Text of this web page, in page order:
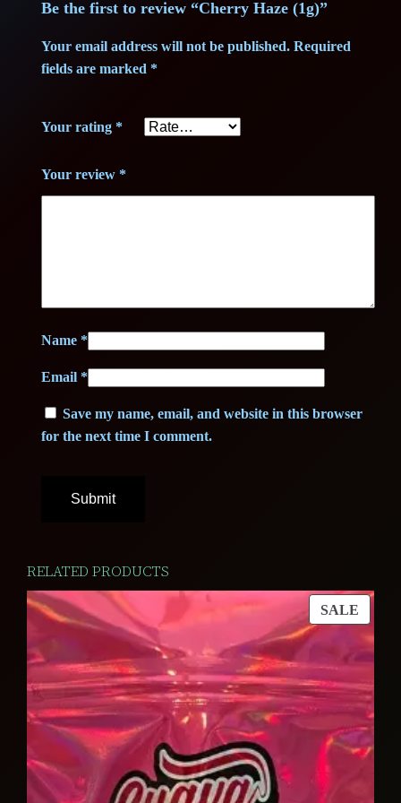
Be the first to review “Cherry Haze (1g)”
Your email address will not be published. Required
fields are marked*
Your rating *
Your review*
Name*
Email*
Save my name, email, and website in this browser
for the next time I comment.
RELATED PRODUCTS
SALE
ON
SALE